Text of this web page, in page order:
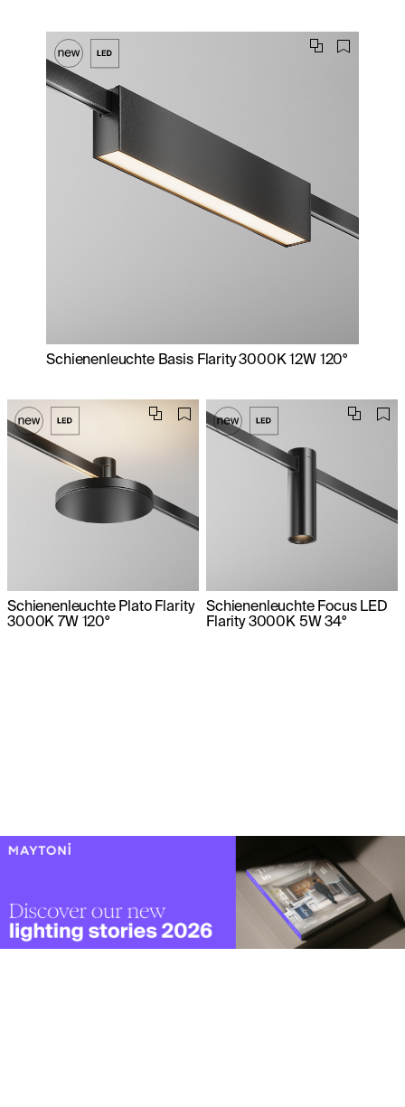
Schienenleuchte Basis Flarity 3000K 12W 120°
Schienenleuchte Plato Flarity
3000K 7W 120°
Schienenleuchte Focus LED
Flarity 3000K 5W 34°